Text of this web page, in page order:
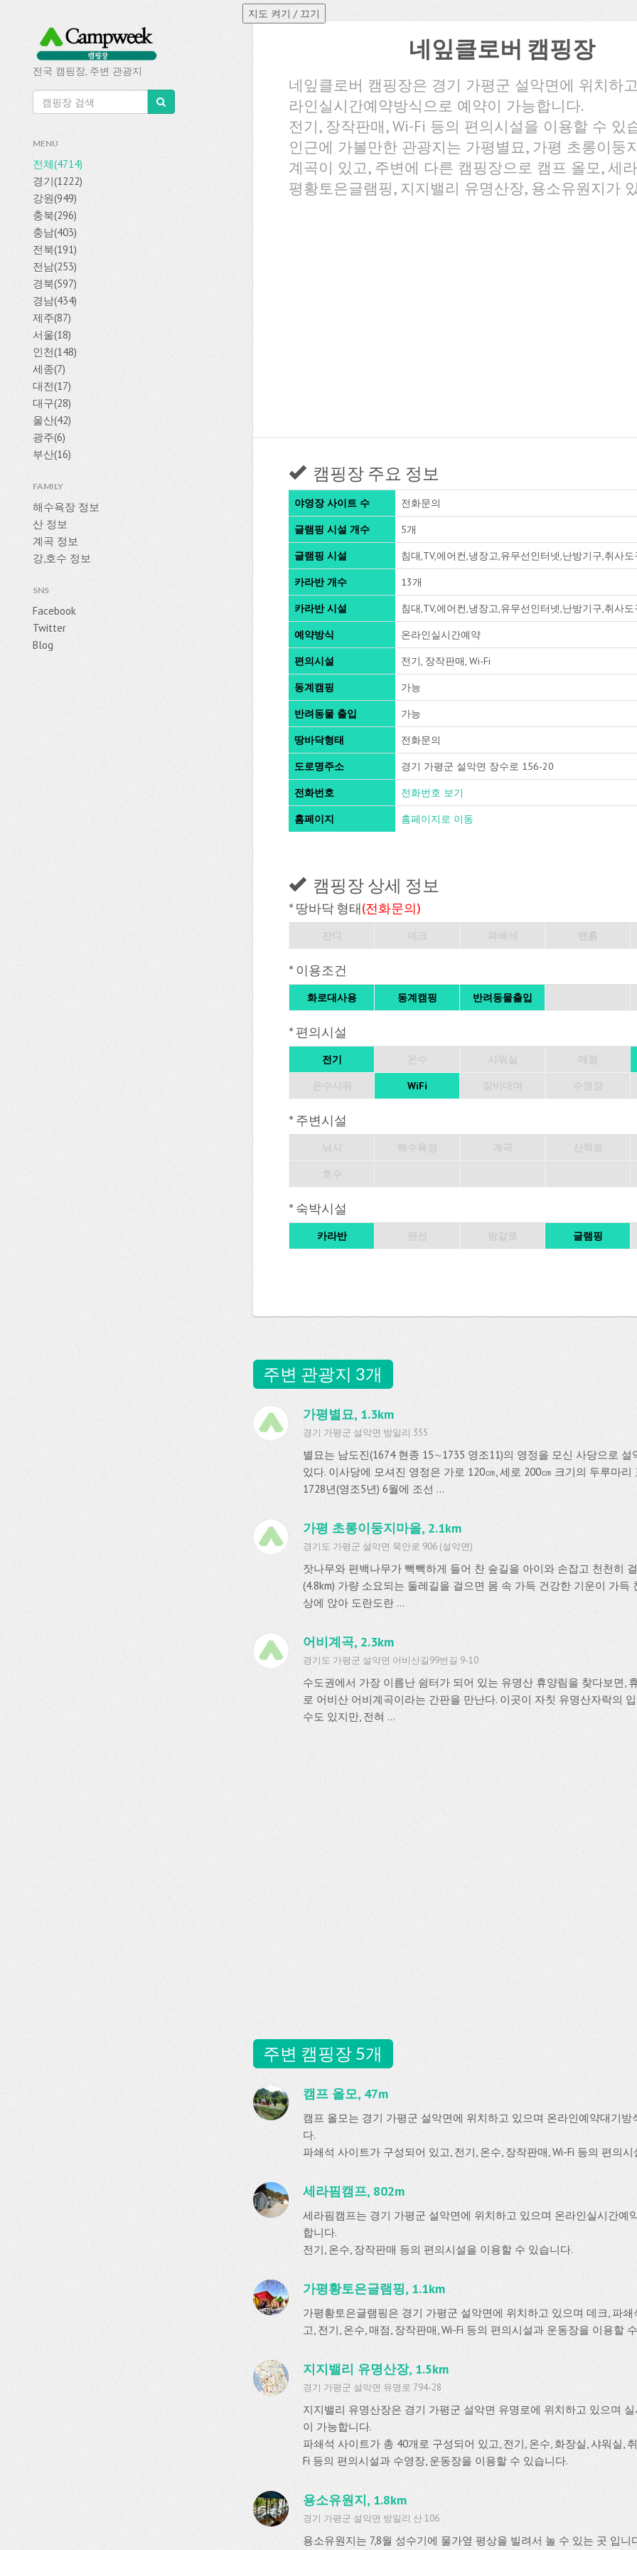
전국 캠핑장, 주변 관광지
MENU
전체(4714)
경기(1222)
강원(949)
충북(296)
충남(403)
전북(191)
전남(253)
경북(597)
경남(434)
제주(87)
서울(18)
인천(148)
세종(7)
대전(17)
대구(28)
울산(42)
광주(6)
부산(16)
FAMILY
해수욕장 정보
산 정보
계곡 정보
강,호수 정보
SNS
Facebook
Twitter
Blog
네잎클로버 캠핑장
네잎클로버 캠핑장은 경기 가평군 설악면에 위치하
라인실시간예약방식으로 예약이 가능합니다.
전기, 장작판매, Wi-Fi 등의 편의시설을 이용할 수 있
인근에 가볼만한 관광지는 가평별묘, 가평 초롱이둥
계곡이 있고, 주변에 다른 캠핑장으로 캠프 올모, 세
평황토은글램핑, 지지밸리 유명산장, 용소유원지가
캠핑장 주요 정보
야영장 사이트 수 전화문의
글램핑 시설 개수 5개
글램핑 시설 침대,TV,에어컨,냉장고,유무선인터넷,난방기구,취사
카라반 개수 13개
카라반 시설 침대,TV,에어컨,냉장고,유무선인터넷,난방기구,취사
예약방식 온라인실시간예약
편의시설 전기, 장작판매, Wi-Fi
동계캠핑 가능
반려동물 출입 가능
땅바닥형태 전화문의
도로명주소 경기 가평군 설악면 장수로 156-20
전화번호 전화번호 보기
홈페이지 홈페이지로 이동
캠핑장 상세 정보
* 땅바닥 형태(전화문의)
* 이용조건
화로대사용 동계캠핑 반려동물출입
* 편의시설
전기
WiFi
* 주변시설
* 숙박시설
카라반 글램핑
주변 관광지 3개
가평별묘, 1.3km
경기 가평군 설악면 방일리 355
별묘는 남도진(1674 현종 15∼1735 영조11)의 영정을 모신 사당으로 설
있다. 이사당에 모셔진 영정은 가로 120㎝, 세로 200㎝ 크기의 두루마
1728년(영조5년) 6월에 조선 ...
가평 초롱이둥지마을, 2.1km
경기도 가평군 설악면 묵안로 906 (설악면)
잣나무와 편백나무가 빽빽하게 들어 찬 숲길을 아이와 손잡고 천천히
(4.8km) 가량 소요되는 둘레길을 걸으면 몸 속 가득 건강한 기운이 가득
상에 앉아 도란도란 ...
어비계곡, 2.3km
경기도 가평군 설악면 어비산길99번길 9-10
수도권에서 가장 이름난 쉼터가 되어 있는 유명산 휴양림을 찾다보면,
로 어비산 어비계곡이라는 간판을 만난다. 이곳이 자칫 유명산자락의
수도 있지만, 전혀 ...
주변 캠핑장 5개
캠프 올모, 47m
캠프 올모는 경기 가평군 설악면에 위치하고 있으며 온라인예약대기
다.
파쇄석 사이트가 구성되어 있고, 전기, 온수, 장작판매, Wi-Fi 등의 편의
세라핌캠프, 802m
세라핌캠프는 경기 가평군 설악면에 위치하고 있으며 온라인실시간예
합니다.
전기, 온수, 장작판매 등의 편의시설을 이용할 수 있습니다.
가평황토은글램핑, 1.1km
가평황토은글램핑은 경기 가평군 설악면에 위치하고 있으며 데크, 파
고, 전기, 온수, 매점, 장작판매, Wi-Fi 등의 편의시설과 운동장을 이용할
지지밸리 유명산장, 1.5km
경기 가평군 설악면 유명로 794-28
지지밸리 유명산장은 경기 가평군 설악면 유명로에 위치하고 있으며
이 가능합니다.
파쇄석 사이트가 총 40개로 구성되어 있고, 전기, 온수, 화장실, 샤워실,
Fi 등의 편의시설과 수영장, 운동장을 이용할 수 있습니다.
용소유원지, 1.8km
경기 가평군 설악면 방일리 산 106
용소유원지는 7,8월 성수기에 물가옆 평상을 빌려서 놀 수 있는 곳 입니